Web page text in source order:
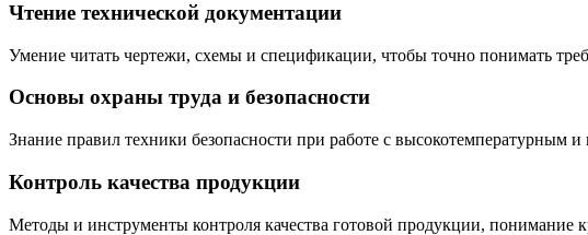
Чтение технической документации
Умение читать чертежи, схемы и спецификации, чтобы точно понимать
Основы охраны труда и безопасности
Знание правил техники безопасности при работе с
Контроль качества продукции
Методы и инструменты контроля качества готовой продукции, понимание